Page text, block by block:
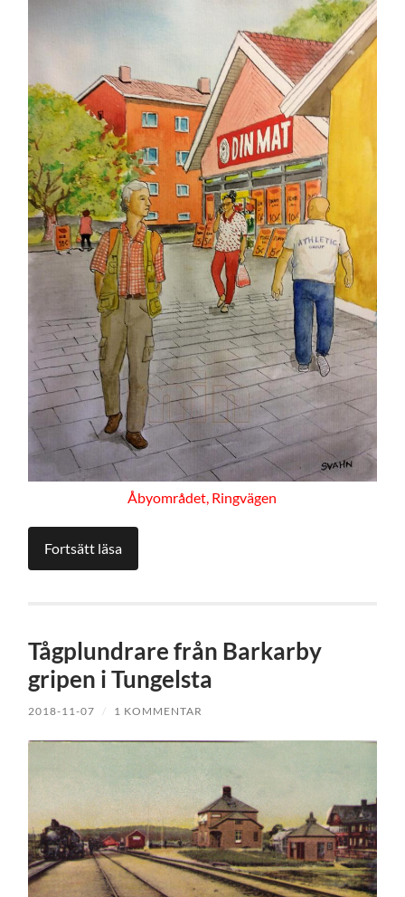
Åbyområdet, Ringvägen
Fortsätt läsa
Tågplundrare från Barkarby
gripen i Tungelsta
2018-11-07 / 1 KOMMENTAR